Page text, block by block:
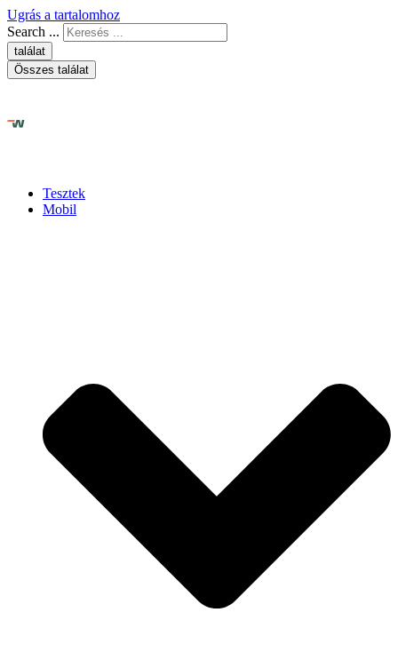
Ugrás a tartalomhoz
Search ...
találat
Összes találat
Tesztek
Mobil